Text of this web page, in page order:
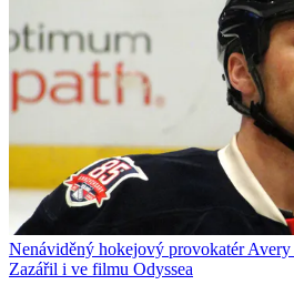
Nenáviděný hokejový provokatér
Zazářil i ve filmu Odyssea